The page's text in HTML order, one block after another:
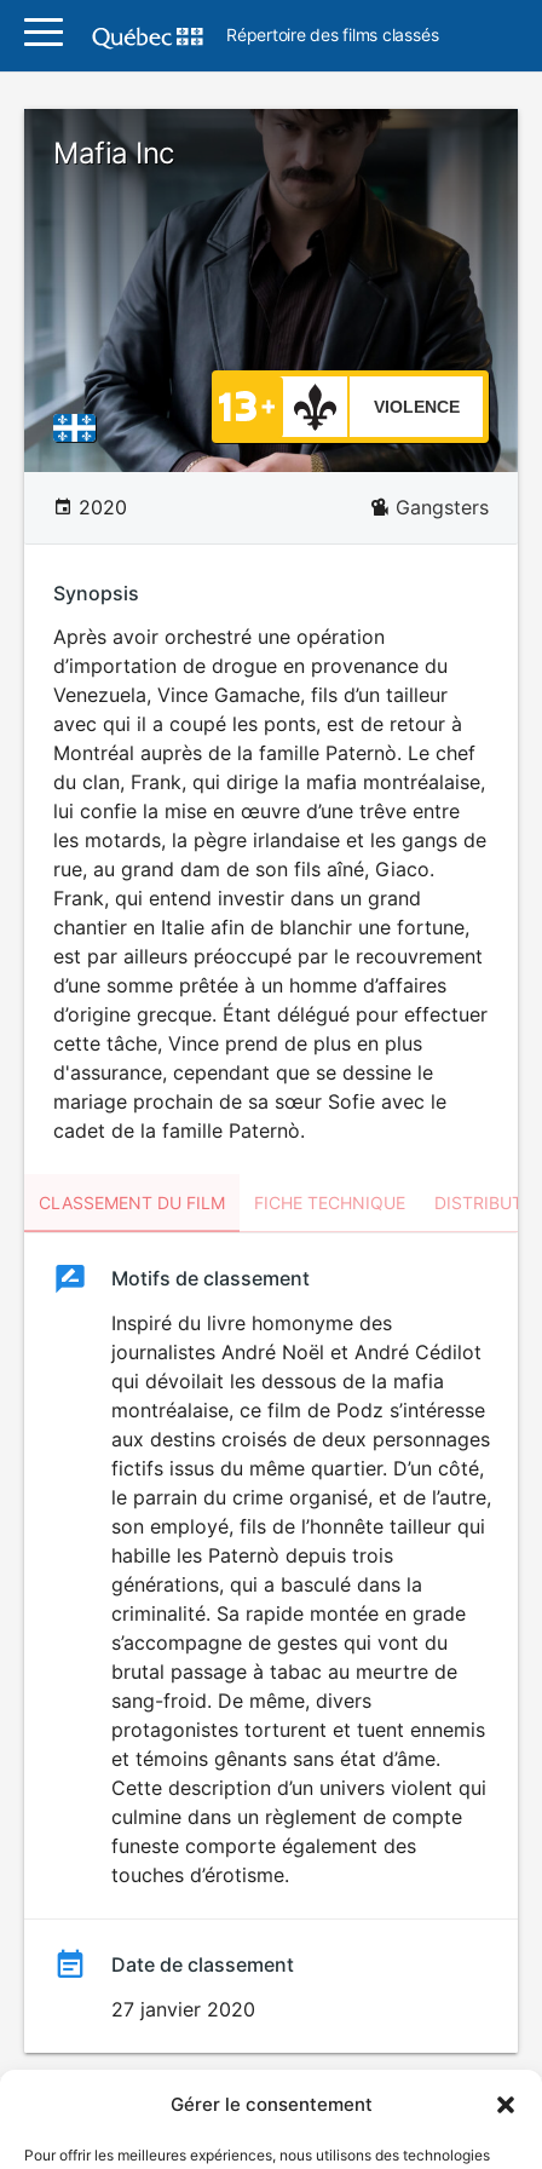
Gérer le consentement
Pour offrir les meilleures expériences, nous utilisons des technologies
Répertoire des films classés
Mafia Inc
VIOLENCE
2020 Gangsters
Synopsis
Après avoir orchestré une opération
d’importation de drogue en provenance du
Venezuela, Vince Gamache, fils d’un tailleur
avec qui il a coupé les ponts, est de retour à
Montréal auprès de la famille Paternò. Le chef
du clan, Frank, qui dirige la mafia montréalaise,
lui confie la mise en œuvre d’une trêve entre
les motards, la pègre irlandaise et les gangs de
rue, au grand dam de son fils aîné, Giaco.
Frank, qui entend investir dans un grand
chantier en Italie afin de blanchir une fortune,
est par ailleurs préoccupé par le recouvrement
d’une somme prêtée à un homme d’affaires
d’origine grecque. Étant délégué pour effectuer
cette tâche, Vince prend de plus en plus
d'assurance, cependant que se dessine le
mariage prochain de sa sœur Sofie avec le
cadet de la famille Paternò.
CLASSEMENT DU FILM FICHE TECHNIQUE
ClassementClassement
VIOLENCE
Motifs de classement
Inspiré du livre homonyme des
journalistes André Noël et André Cédilot
qui dévoilait les dessous de la mafia
montréalaise, ce film de Podz s’intéresse
aux destins croisés de deux personnages
fictifs issus du même quartier. D’un côté,
le parrain du crime organisé, et de l’autre,
son employé, fils de l’honnête tailleur qui
habille les Paternò depuis trois
générations, qui a basculé dans la
criminalité. Sa rapide montée en grade
s’accompagne de gestes qui vont du
brutal passage à tabac au meurtre de
sang-froid. De même, divers
protagonistes torturent et tuent ennemis
et témoins gênants sans état d’âme.
Cette description d’un univers violent qui
culmine dans un règlement de compte
funeste comporte également des
touches d’érotisme.
Date de classement
27 janvier 2020